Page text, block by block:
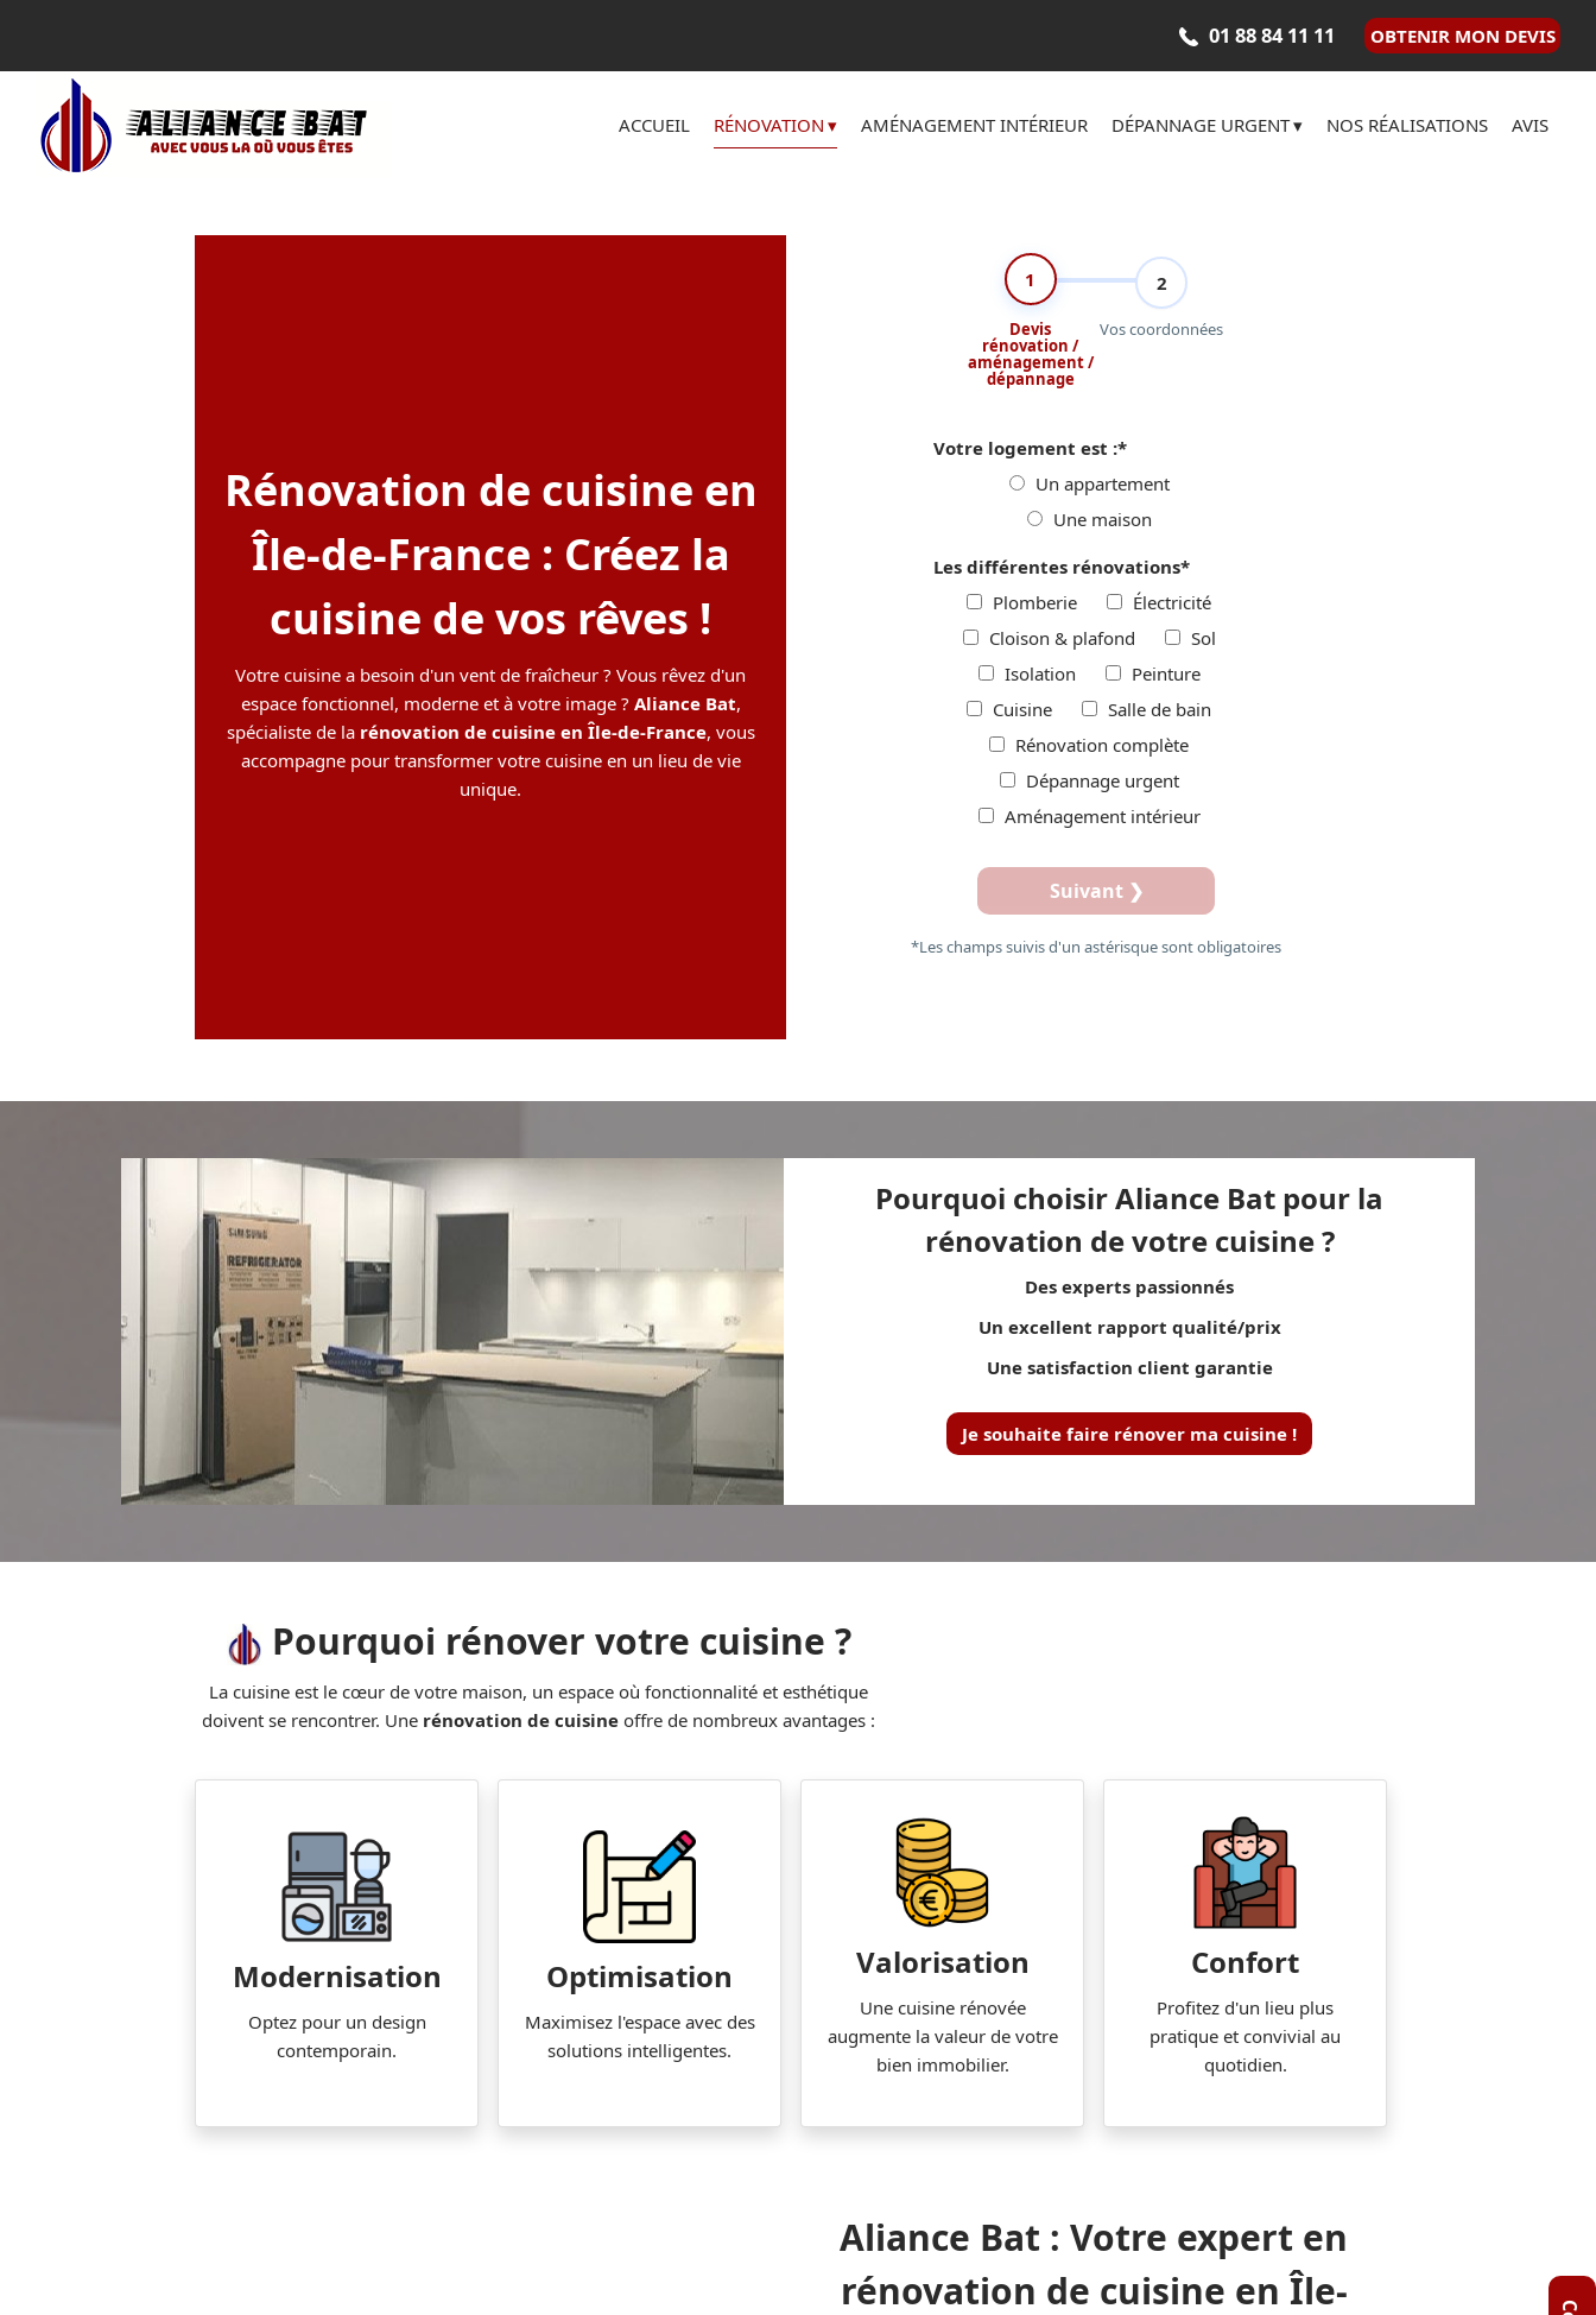
OBTENIR MON DEVIS
01 88 84 11 11
ACCUEIL RÉNOVATION AMÉNAGEMENT INTÉRIEUR DÉPANNAGE URGENT NOS RÉALISATIONS AVIS
Rénovation de cuisine en
Île-de-France : Créez la
cuisine de vos rêves !
Votre cuisine a besoin d'un vent de fraîcheur ? Vous rêvez d'un
espace fonctionnel, moderne et à votre image ? Aliance Bat,
spécialiste de la rénovation de cuisine en Île-de-France, vous
accompagne pour transformer votre cuisine en un lieu de vie
unique.
1
Devis
rénovation /
aménagement /
dépannage
2
Vos coordonnées
Votre logement est :*
Un appartement
Une maison
Les différentes rénovations*
Plomberie
Électricité
Cloison & plafond
Sol
Isolation
Peinture
Cuisine
Salle de bain
Rénovation complète
Dépannage urgent
Aménagement intérieur
Suivant ❯
*Les champs suivis d'un astérisque sont obligatoires
Pourquoi choisir Aliance Bat pour la
rénovation de votre cuisine ?
Des experts passionnés
Un excellent rapport qualité/prix
Une satisfaction client garantie
Je souhaite faire rénover ma cuisine !
Pourquoi rénover votre cuisine ?
La cuisine est le cœur de votre maison, un espace où fonctionnalité et esthétique
doivent se rencontrer. Une rénovation de cuisine offre de nombreux avantages :
Modernisation
Optez pour un design
contemporain.
Optimisation
Maximisez l'espace avec des
solutions intelligentes.
Valorisation
Une cuisine rénovée
augmente la valeur de votre
bien immobilier.
Confort
Profitez d'un lieu plus
pratique et convivial au
quotidien.
Aliance Bat : Votre expert en
rénovation de cuisine en Île-